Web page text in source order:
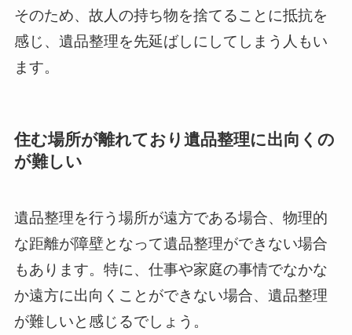
そのため、故人の持ち物を捨てることに抵抗を
感じ、遺品整理を先延ばしにしてしまう人もい
ます。
住む場所が離れており遺品整理に出向くの
が難しい
遺品整理を行う場所が遠方である場合、物理的
な距離が障壁となって遺品整理ができない場合
もあります。特に、仕事や家庭の事情でなかな
か遠方に出向くことができない場合、遺品整理
が難しいと感じるでしょう。